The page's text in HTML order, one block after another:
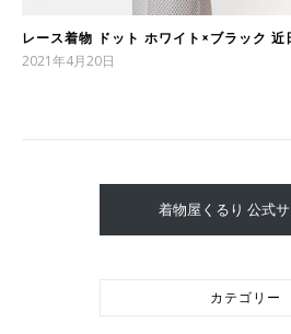
レース着物 ドット ホワイト×ブラック 近
2021年4月20日
着物屋くるり 公式
カテゴリー